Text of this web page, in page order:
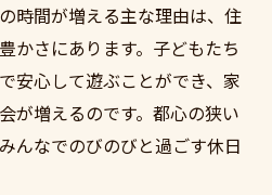
間と安心を手に入れる
り近くて広い小田原に住
な住空間
り近くて広い小田原に住
の安心感
時間が増える主な理由は、住
かさにあります。子どもたち
安心して遊ぶことができ、家
が増えるのです。都心の狭い
んなでのびのびと過ごす休日